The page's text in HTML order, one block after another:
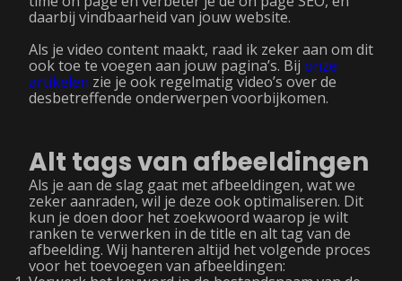
daarbij vindbaarheid van jouw website.
Als je video content maakt, raad ik zeker aan om dit
ook toe te voegen aan jouw pagina’s. Bij onze
artikelen zie je ook regelmatig video’s over de
desbetreffende onderwerpen voorbijkomen.
Alt tags van afbeeldingen
Als je aan de slag gaat met afbeeldingen, wat we
zeker aanraden, wil je deze ook optimaliseren. Dit
kun je doen door het zoekwoord waarop je wilt
ranken te verwerken in de title en alt tag van de
afbeelding. Wij hanteren altijd het volgende proces
voor het toevoegen van afbeeldingen: